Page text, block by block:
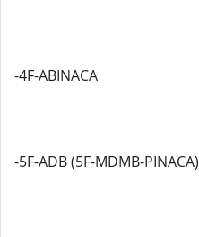
-4F-ABINACA
-5F-ADB (5F-MDMB-PINACA)